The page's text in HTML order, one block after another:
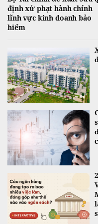
định xử phạt hành chính
lĩnh vực kinh doanh bảo
hiểm